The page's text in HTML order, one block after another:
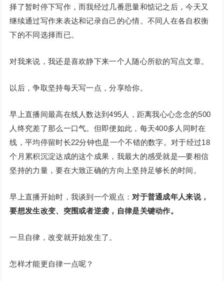
择了暂时停下写作，而我经过几番思量和惦记之后，今天又
继续通过写作来表达和记录自己的心情。不同人在各自权衡
下的不同选择而已。
对我来说，我还是喜欢静下来一个人随心所欲的写点文章。
以后，争取坚持每天写一点，分享给你。
早上直播间最高在线人数达到495人，距离我心心念念的500
人终究差了那么一口气。但即便如此，每天400多人同时在
线，平均停留时长22分钟也是一个不错的数字。对于经过18
个月累积沉淀达成的这个成果，我最大的感受就是—要相信
坚持的力量，要在大致正确的方向上坚持足够长的时间。
早上直播开始时，我谈到一个观点： 对于普通成年人来说，
要想发生改变、突围或者逆袭，自律是关键动作。
一旦自律，改变就开始发生了。
怎样才能更自律一点呢？